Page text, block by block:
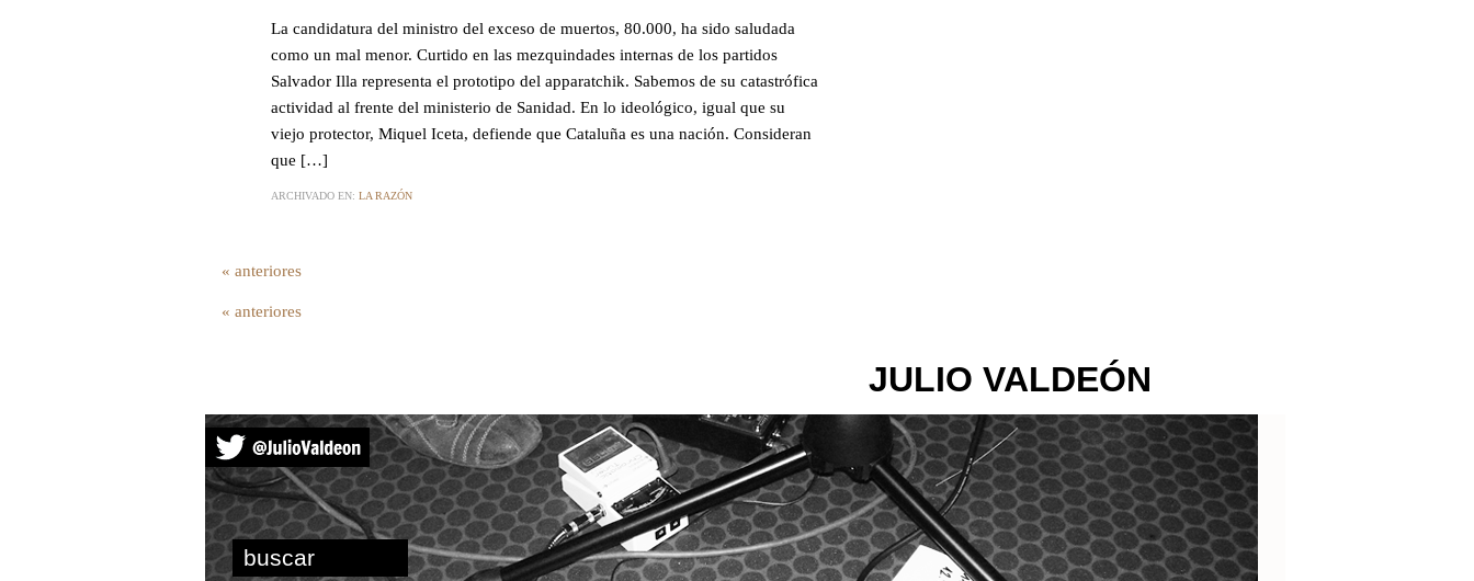
La candidatura del ministro del exceso de muertos, 80.000, ha sido saludada
como un mal menor. Curtido en las mezquindades internas de los partidos
Salvador Illa representa el prototipo del apparatchik. Sabemos de su catastrófica
actividad al frente del ministerio de Sanidad. En lo ideológico, igual que su
viejo protector, Miquel Iceta, defiende que Cataluña es una nación. Consideran
que […]
ARCHIVADO EN: LA RAZÓN
« anteriores
« anteriores
JULIO VALDEÓN